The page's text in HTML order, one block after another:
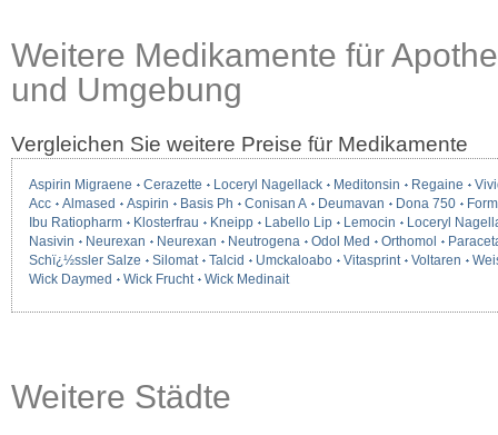
Weitere Medikamente für
und Umgebung
Vergleichen Sie weitere Preise für Medikamente
Aspirin Migraene Cerazette Loceryl Nagellack Meditonsin Regaine
Acc
Almased Aspirin Basis Ph Conisan A Deumavan Dona 750
Ibu Ratiopharm
Klosterfrau Kneipp Labello Lip Lemocin
Loceryl
Nasivin
Neurexan Neurexan Neutrogena Odol Med Orthomol
Schï¿½ssler Salze
Silomat Talcid Umckaloabo Vitasprint Voltaren
Wick Daymed
Wick Frucht Wick Medinait
Weitere Städte